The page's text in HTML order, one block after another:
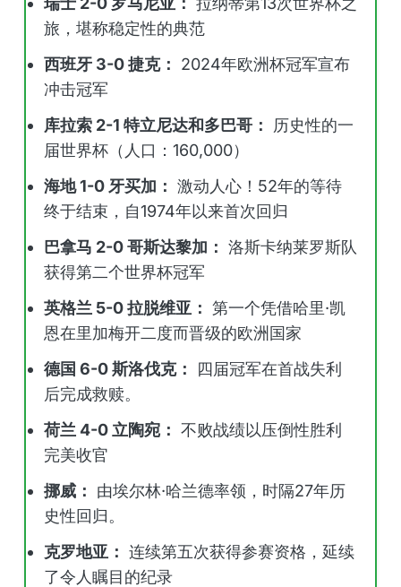
旅，堪称稳定性的典范
西班牙 3-0 捷克：
2024年欧洲杯冠军宣布
冲击冠军
库拉索 2-1 特立尼达和多巴哥：
历史性的一
届世界杯（人口：160,000）
海地 1-0 牙买加： 激动人心！52年的等待
终于结束，自1974年以来首次回归
巴拿马 2-0 哥斯达黎加： 洛斯卡纳莱罗斯队
获得第二个世界杯冠军
英格兰 5-0 拉脱维亚： 第一个凭借哈里·凯
恩在里加梅开二度而晋级的欧洲国家
德国 6-0 斯洛伐克：
四届冠军在首战失利
后完成救赎。
荷兰 4-0 立陶宛： 不败战绩以压倒性胜利
完美收官
挪威：
由埃尔林·哈兰德率领，时隔27年历
史性回归。
克罗地亚： 连续第五次获得参赛资格，延续
了令人瞩目的纪录